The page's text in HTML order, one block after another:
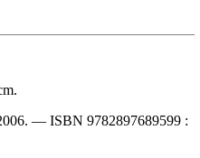
— ISBN 9782897689599 :